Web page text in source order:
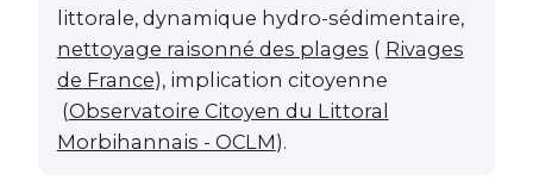
littorale, dynamique hydro-sédimentaire,
nettoyage raisonné des plages ( Rivages
de France), implication citoyenne
(Observatoire Citoyen du Littoral
Morbihannais - OCLM).